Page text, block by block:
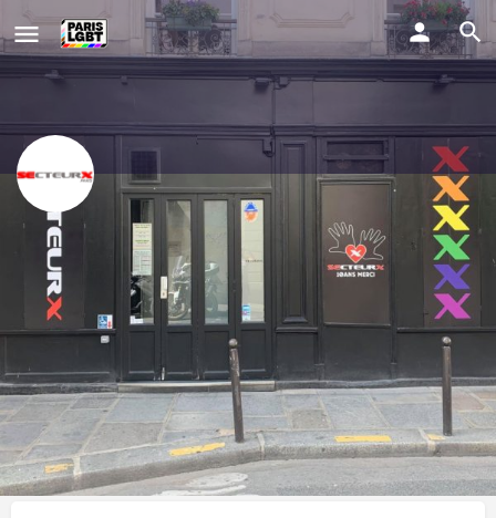
SecteurX
Convivialité, bonne humeur et bons moments bien chauds
Comment y aller ?
Profile Evènements 0
Website Partager Signaler